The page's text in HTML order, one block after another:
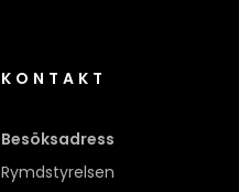
KONTAKT
Besöksadress
Rymdstyrelsen